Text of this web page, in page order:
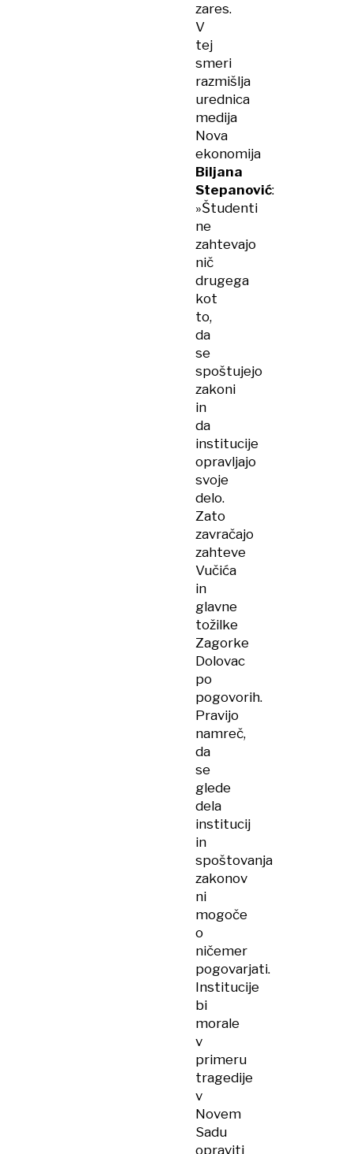
zares.
V
tej
smeri
razmišlja
urednica
medija
Nova
ekonomija
Biljana
Stepanović:
»Študenti
ne
zahtevajo
nič
drugega
kot
to,
da
se
spoštujejo
zakoni
in
da
institucije
opravljajo
svoje
delo.
Zato
zavračajo
zahteve
Vučića
in
glavne
tožilke
Zagorke
Dolovac
po
pogovorih.
Pravijo
namreč,
da
se
glede
dela
institucij
in
spoštovanja
zakonov
ni
mogoče
o
ničemer
pogovarjati.
Institucije
bi
morale
v
primeru
tragedije
v
Novem
Sadu
opraviti